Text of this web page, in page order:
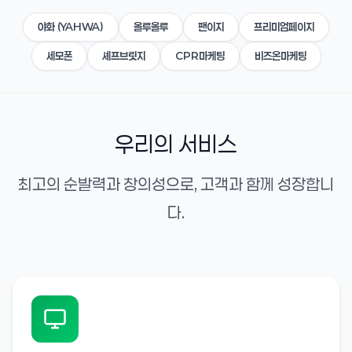
야화 (YAHWA) 올루올루 팬이지 프리미엄페이지
세모폰 셰프브릿지 CPR마케팅 비즈온마케팅
우리의 서비스
최고의 순발력과 창의성으로, 고객과 함께 성장합니
다.